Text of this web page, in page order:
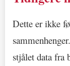
Dette er ikke
stjålet data fra